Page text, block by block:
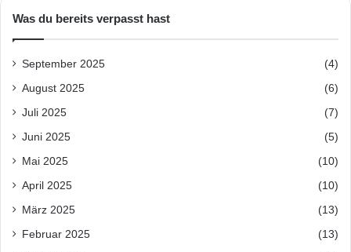
Was du bereits verpasst hast
September 2025 (4)
August 2025 (6)
Juli 2025 (7)
Juni 2025 (5)
Mai 2025 (10)
April 2025 (10)
März 2025 (13)
Februar 2025 (13)